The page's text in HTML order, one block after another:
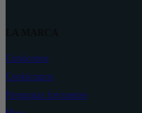
Conócenos
Contáctanos
Preguntas frecuentes